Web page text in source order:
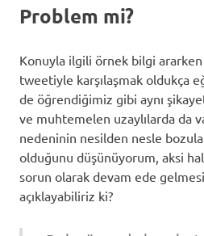
Problem mi?
Konuyla ilgili örnek bilgi ararken
tweetiyle karşılaşmak oldukça
de öğrendiğimiz gibi aynı
ve muhtemelen uzaylılarda da
nedeninin nesilden nesle
olduğunu düşünüyorum, aksi
sorun olarak devam ede
açıklayabiliriz ki?